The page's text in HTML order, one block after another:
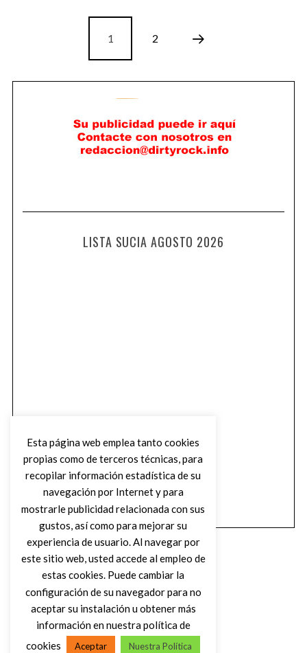
1 2
LISTA SUCIA AGOSTO 2026
Esta página web emplea tanto cookies
propias como de terceros técnicas, para
recopilar información estadística de su
navegación por Internet y para
mostrarle publicidad relacionada con sus
gustos, así como para mejorar su
experiencia de usuario. Al navegar por
este sitio web, usted accede al empleo de
estas cookies. Puede cambiar la
configuración de su navegador para no
aceptar su instalación u obtener más
información en nuestra política de
cookies
Aceptar Nuestra Política